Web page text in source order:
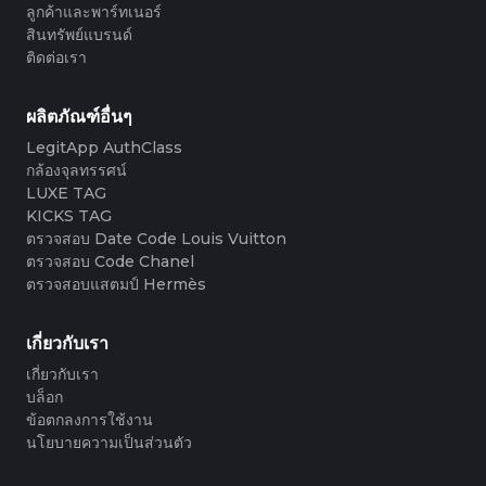
ลูกค้าและพาร์ทเนอร์
สินทรัพย์แบรนด์
ติดต่อเรา
ผลิตภัณฑ์อื่นๆ
LegitApp AuthClass
กล้องจุลทรรศน์
LUXE TAG
KICKS TAG
ตรวจสอบ Date Code Louis Vuitton
ตรวจสอบ Code Chanel
ตรวจสอบแสตมป์ Hermès
เกี่ยวกับเรา
เกี่ยวกับเรา
บล็อก
ข้อตกลงการใช้งาน
นโยบายความเป็นส่วนตัว